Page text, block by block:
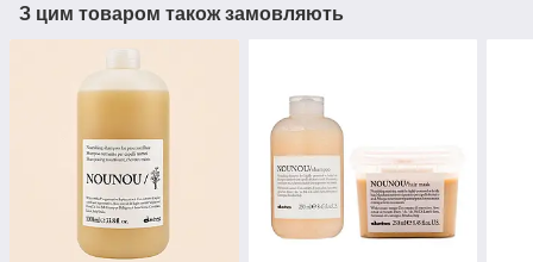
З цим товаром також замовляють